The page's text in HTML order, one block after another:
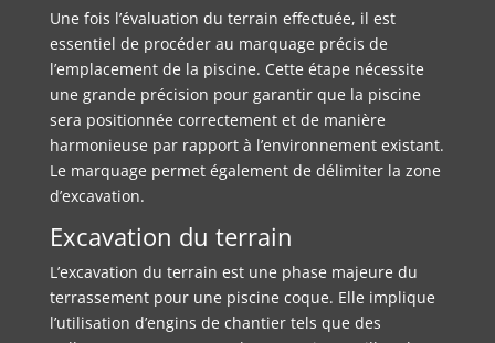
Une fois l’évaluation du terrain effectuée, il est
essentiel de procéder au marquage précis de
l’emplacement de la piscine. Cette étape nécessite
une grande précision pour garantir que la piscine
sera positionnée correctement et de manière
harmonieuse par rapport à l’environnement existant.
Le marquage permet également de délimiter la zone
d’excavation.
Excavation du terrain
L’excavation du terrain est une phase majeure du
terrassement pour une piscine coque. Elle implique
l’utilisation d’engins de chantier tels que des